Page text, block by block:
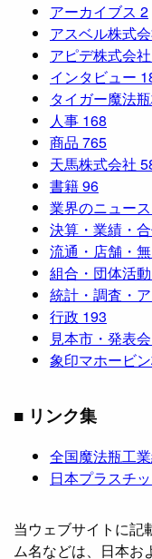
アーカイブス 2
アスベル株式
アピデ株式会社
インタビュー
タイガー魔法
人事 168
商品 765
天馬株式会社
書籍96
業界のニュース
決算・業績・
流通・店舗・
組合・団体活動
統計・調査・
行政 193
見本市・発表
象印マホービ
■ リンク集
全国魔法瓶工
日本プラスチ
当ウェブサイトに記
ム名などは、日本お